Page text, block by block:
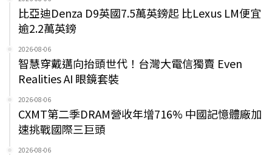
比亞迪Denza D9英國7.5萬英鎊起 比Lexus LM便宜
逾2.2萬英鎊
2026-08-06
智慧穿戴邁向抬頭世代！台灣大電信獨賣 Even
Realities AI 眼鏡套裝
2026-08-06
CXMT第二季DRAM營收年增716% 中國記憶體廠加
速挑戰國際三巨頭
2026-08-06